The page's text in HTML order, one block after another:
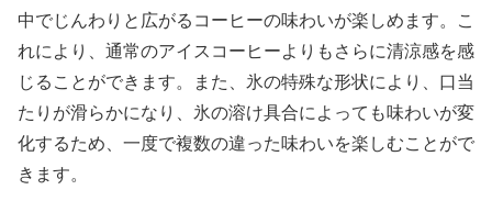
中でじんわりと広がるコーヒーの味わいが楽しめます。こ
れにより、通常のアイスコーヒーよりもさらに清涼感を感
じることができます。また、氷の特殊な形状により、口当
たりが滑らかになり、氷の溶け具合によっても味わいが変
化するため、一度で複数の違った味わいを楽しむことがで
きます。